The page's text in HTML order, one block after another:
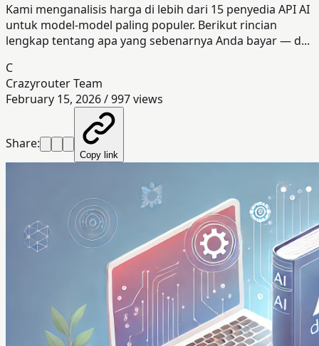
Kami menganalisis harga di lebih dari 15 penyedia API AI
untuk model-model paling populer. Berikut rincian
lengkap tentang apa yang sebenarnya Anda bayar — d...
C
Crazyrouter Team
February 15, 2026/997views
Share:
Copy link